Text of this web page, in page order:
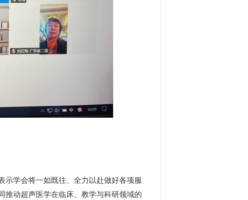
示学会将一如既往、全力以赴做好各项服
推动超声医学在临床、教学与科研领域的